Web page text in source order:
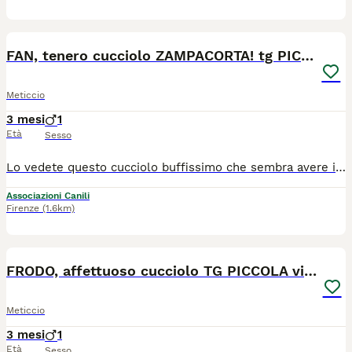
FAN, tenero cucciolo ZAMPACORTA! tg PICCOLA
Meticcio
3 mesi
Età
1
Sesso
Lo vedete questo cucciolo buffissimo che sembra avere il muso diviso a metà, quasi come se avesse una maschera da supereroe? E' Fan, un cucciolotto di 4 mesi, taglia piccola (entro i 10kg da adulto, dalle foto sembra grande ma è un nanetto dalle zampe corte, la sua mamma è una scricciolina di 6kg appena), e ci ha conquistati tutti con i suoi colori particolari le sue fattezze da lombricone (è lungo ma bassino, fa ridere!) e la sua scoppiettante simpatia. E' sempre allegro e felice, e se ci fate caso in alcune foto sembra anche sorridere! Porta tantissima allegria, con lui vicino vi assicuriamo che è impossibile sentirsi tristi, vi tirerà su di morale in pochi secondi. E' un gran giocherellone, curioso e sveglio. Certo, non vi nascondiamo che all'inizio è un po' impaurito da chi non conosce, la vita in box gli ha impedito di fare grosse esperienze per ora quindi ogni novità lo spaventa un po', ma siamo certi che se avrete un po' di pazienza, dolcezza e proverete a comprenderlo ed aiutarlo, presto si aprira con voi come ha fatto con noi! Con chi conosce e con chi ha confidenza, infatti è affettuoso da morire! Dire che è un coccolone è dire poco, è un gran ruffiano che elemosina carezze e grattini a destra e a manca, senza sosta. Starebbe ore a farsi coccolare, dategli la possibilità di farlo e non vi si staccherà più. Vorremmo toglierlo dal rifugio e vederlo con una famiglia amato e felice. Ci riusciremo? Cerca casa in TOSCANA. Se siete interessati contattateci via WHATSAPP al 3890452494. Mandateci un messaggio di presentazione (raccontandoci un po' di voi, di dove vivrebbe e della vita che farebbe in vostra compagnia). Vi richiameremo.
Associazioni Canili
Firenze (1.6km)
FRODO, affettuoso cucciolo TG PICCOLA vi aspetta!
Meticcio
3 mesi
Età
1